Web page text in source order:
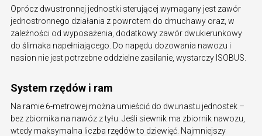
Oprócz dwustronnej jednostki sterującej wymagany jest zawór
jednostronnego działania z powrotem do dmuchawy oraz, w
zależności od wyposażenia, dodatkowy zawór dwukierunkowy
do ślimaka napełniającego. Do napędu dozowania nawozu i
nasion nie jest potrzebne oddzielne zasilanie, wystarczy ISOBUS.
System rzędów i ram
Na ramie 6-metrowej można umieścić do dwunastu jednostek –
bez zbiornika na nawóz z tyłu. Jeśli siewnik ma zbiornik nawozu,
wtedy maksymalna liczba rzędów to dziewięć. Najmniejszy